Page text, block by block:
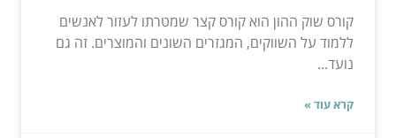
קורס שוק ההון הוא קורס קצר שמטרתו לעזור לאנשים
ללמוד על השווקים, המגזרים השונים והמוצרים. זה גם
נועד...
קרא עוד »